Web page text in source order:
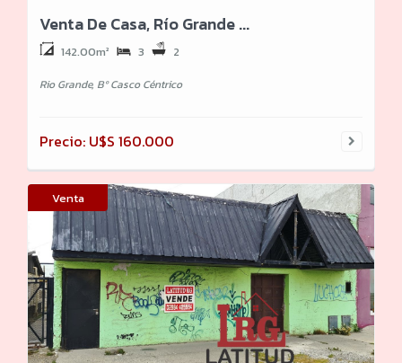
Venta De Casa, Río Grande ...
142.00m² 3 2
Rio Grande, Bº Casco Céntrico
Precio: U$S 160.000
Venta